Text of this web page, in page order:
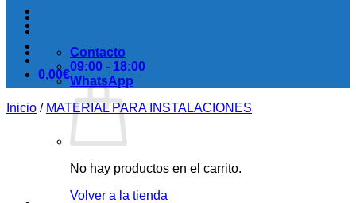
0,00€
No hay productos en el carrito.
Volver a la tienda
Contacto
09:00 - 18:00
WhatsApp
Inicio / MATERIAL PARA INSTALACIONES